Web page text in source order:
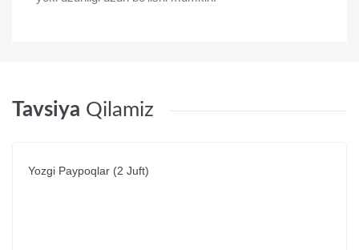
Tavsiya Qilamiz
Yozgi Paypoqlar (2 Juft)